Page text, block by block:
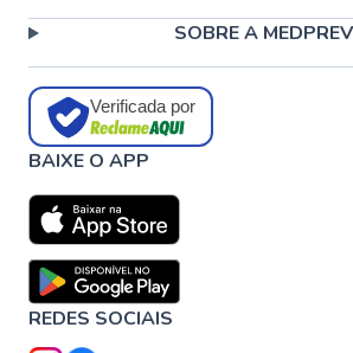
SOBRE A MEDPREV
Verificada por
BAIXE O APP
REDES SOCIAIS